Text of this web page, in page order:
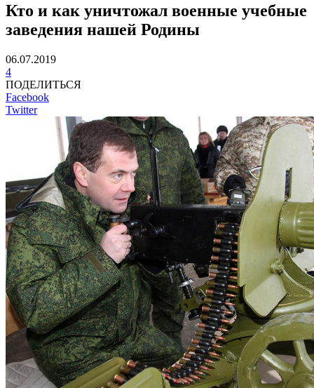
Кто и как уничтожал военные учебные
заведения нашей Родины
06.07.2019
4
ПОДЕЛИТЬСЯ
Facebook
Twitter